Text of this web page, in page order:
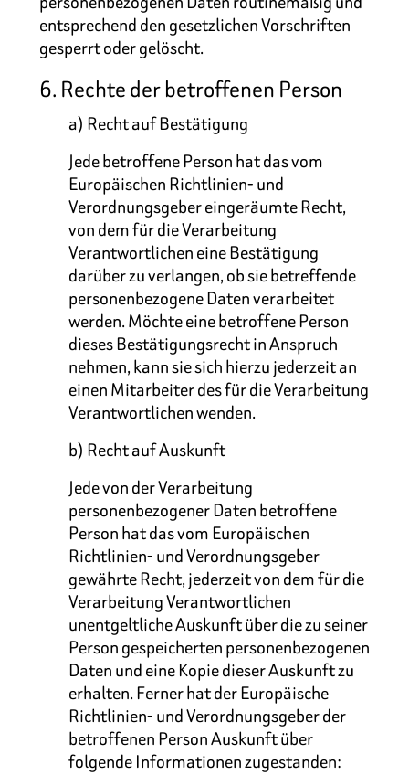
entsprechend den gesetzlichen Vorschriften
gesperrt oder gelöscht.
6. Rechte der betroffenen Person
a) Recht auf Bestätigung
Jede betroffene Person hat das vom
Europäischen Richtlinien- und
Verordnungsgeber eingeräumte Recht,
von dem für die Verarbeitung
Verantwortlichen eine Bestätigung
darüber zu verlangen, ob sie betreffende
personenbezogene Daten verarbeitet
werden. Möchte eine betroffene Person
dieses Bestätigungsrecht in Anspruch
nehmen, kann sie sich hierzu jederzeit an
einen Mitarbeiter des für die Verarbeitung
Verantwortlichen wenden.
b) Recht auf Auskunft
Jede von der Verarbeitung
personenbezogener Daten betroffene
Person hat das vom Europäischen
Richtlinien- und Verordnungsgeber
gewährte Recht, jederzeit von dem für die
Verarbeitung Verantwortlichen
unentgeltliche Auskunft über die zu seiner
Person gespeicherten personenbezogenen
Daten und eine Kopie dieser Auskunft zu
erhalten. Ferner hat der Europäische
Richtlinien- und Verordnungsgeber der
betroffenen Person Auskunft über
folgende Informationen zugestanden: